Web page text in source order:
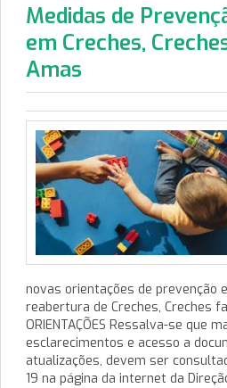
Medidas de
em Creches,
Amas
novas orientações de prevenção
reabertura de Creches, Creches
ORIENTAÇÕES Ressalva-se que
esclarecimentos e acesso a
atualizações, devem ser
19 na página da internet da